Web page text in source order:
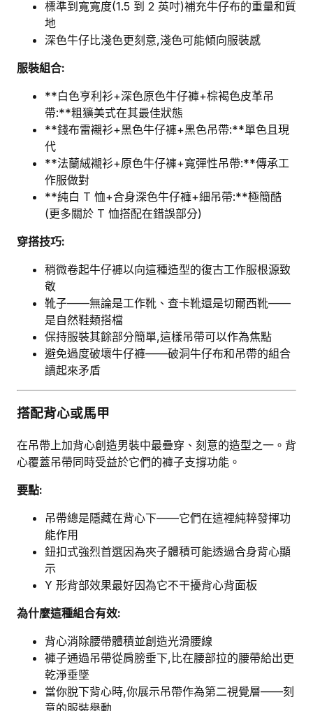
標準到寬寬度(1.5 到 2 英吋)補充牛仔布的重量和質
地
深色牛仔比淺色更刻意,淺色可能傾向服裝感
服裝組合:
**白色亨利衫+深色原色牛仔褲+棕褐色皮革吊
帶:**粗獷美式在其最佳狀態
**錢布雷襯衫+黑色牛仔褲+黑色吊帶:**單色且現
代
**法蘭絨襯衫+原色牛仔褲+寬彈性吊帶:**傳承工
作服做對
**純白 T 恤+合身深色牛仔褲+細吊帶:**極簡酷
(更多關於 T 恤搭配在錯誤部分)
穿搭技巧:
稍微卷起牛仔褲以向這種造型的復古工作服根源致
敬
靴子——無論是工作靴、查卡靴還是切爾西靴——
是自然鞋類搭檔
保持服裝其餘部分簡單,這樣吊帶可以作為焦點
避免過度破壞牛仔褲——破洞牛仔布和吊帶的組合
讀起來矛盾
搭配背心或馬甲
在吊帶上加背心創造男裝中最疊穿、刻意的造型之一。背
心覆蓋吊帶同時受益於它們的褲子支撐功能。
要點:
吊帶總是隱藏在背心下——它們在這裡純粹發揮功
能作用
鈕扣式強烈首選因為夾子體積可能透過合身背心顯
示
Y 形背部效果最好因為它不干擾背心背面板
為什麼這種組合有效:
背心消除腰帶體積並創造光滑腰線
褲子通過吊帶從肩膀垂下,比在腰部拉的腰帶給出更
乾淨垂墜
當你脫下背心時,你展示吊帶作為第二視覺層——刻